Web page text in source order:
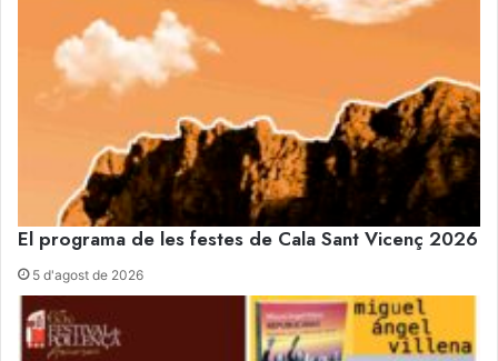
El programa de les festes de Cala Sant Vicenç 2026
5 d'agost de 2026